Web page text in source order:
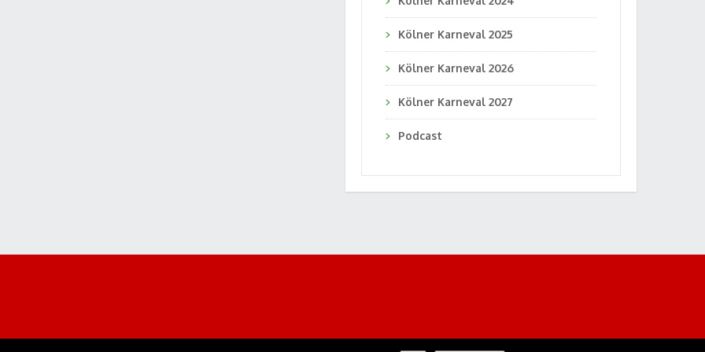
Kölner Karneval 2025
Kölner Karneval 2026
Kölner Karneval 2027
Podcast